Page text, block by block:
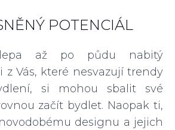
POTENCIÁL
až po půdu nabitý
z Vás, které nesvazují trendy
si mohou sbalit své
začít bydlet. Naopak ti,
designu a jejich